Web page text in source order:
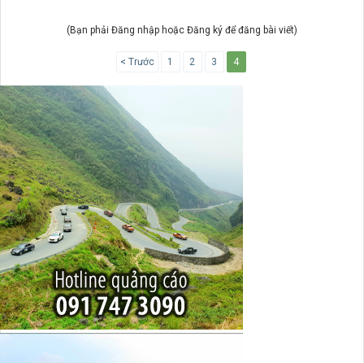
(Bạn phải Đăng nhập hoặc Đăng ký để đăng bài viết)
< Trước 1 2 3 4